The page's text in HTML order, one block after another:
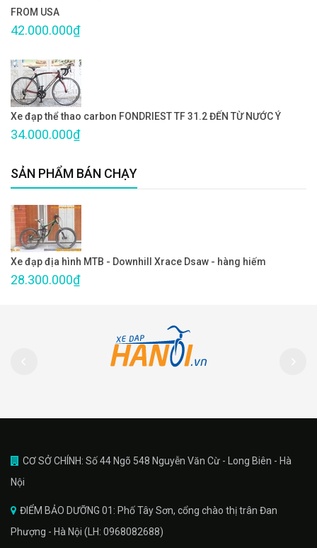
FROM USA
42.000.000₫
Xe đạp thể thao carbon FONDRIEST TF 31.2 ĐẾN TỪ NƯỚC Ý
34.000.000₫
SẢN PHẨM BÁN CHẠY
Xe đạp địa hình MTB - Downhill Xrace Dsaw - hàng hiếm
28.300.000₫
CƠ SỞ CHÍNH: Số 44 Ngõ 548 Nguyễn Văn Cừ - Long Biên - Hà
Nội
ĐIỂM BẢO DƯỠNG 01: Phố Tây Sơn, cổng chào thị trân Đan
Phượng - Hà Nội (LH: 0968082688)